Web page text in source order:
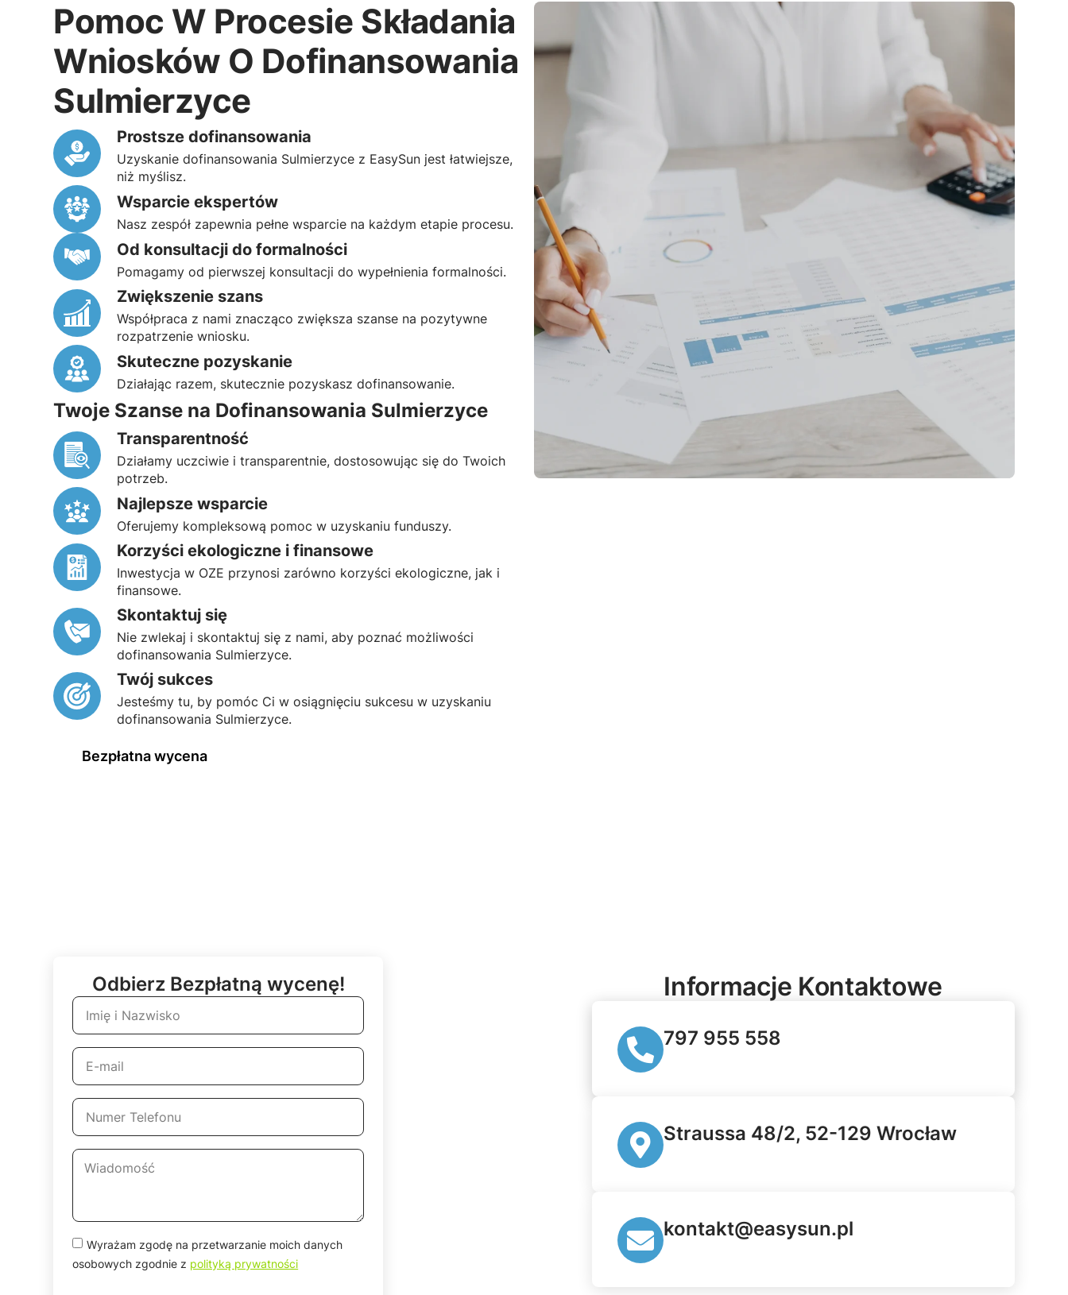
Pomoc W Procesie Składania
Wniosków O Dofinansowania
Sulmierzyce
Prostsze dofinansowania
Uzyskanie dofinansowania Sulmierzyce z EasySun jest łatwiejsze,
niż myślisz.
Wsparcie ekspertów
Nasz zespół zapewnia pełne wsparcie na każdym etapie procesu.
Od konsultacji do formalności
Pomagamy od pierwszej konsultacji do wypełnienia formalności.
Zwiększenie szans
Współpraca z nami znacząco zwiększa szanse na pozytywne
rozpatrzenie wniosku.
Skuteczne pozyskanie
Działając razem, skutecznie pozyskasz dofinansowanie.
Twoje Szanse na Dofinansowania Sulmierzyce
Transparentność
Działamy uczciwie i transparentnie, dostosowując się do Twoich
potrzeb.
Najlepsze wsparcie
Oferujemy kompleksową pomoc w uzyskaniu funduszy.
Korzyści ekologiczne i finansowe
Inwestycja w OZE przynosi zarówno korzyści ekologiczne, jak i
finansowe.
Skontaktuj się
Nie zwlekaj i skontaktuj się z nami, aby poznać możliwości
dofinansowania Sulmierzyce.
Twój sukces
Jesteśmy tu, by pomóc Ci w osiągnięciu sukcesu w uzyskaniu
dofinansowania Sulmierzyce.
Bezpłatna wycena
Informacje Kontaktowe
797 955 558
Straussa 48/2, 52-129 Wrocław
kontakt@easysun.pl
Odbierz Bezpłatną wycenę!
Wyrażam zgodę na przetwarzanie moich danych
osobowych zgodnie z polityką prywatności